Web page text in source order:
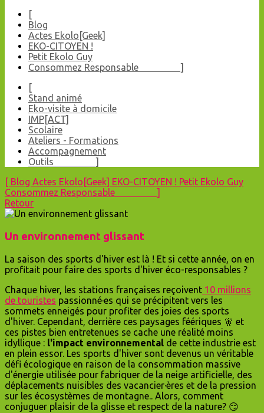
[
Blog
Actes Ekolo[Geek]
EKO-CITOYEN !
Petit Ekolo Guy
Consommez Responsable ]
[
Stand animé
Eko-visite à domicile
IMP[ACT]
Scolaire
Ateliers - Formations
Accompagnement
Outils ]
[ Blog Actes Ekolo[Geek] EKO-CITOYEN ! Petit Ekolo Guy
Consommez Responsable ]
Retour
Un environnement glissant
La saison des sports d'hiver est là ! Et si cette année, on en
profitait pour faire des sports d'hiver éco-responsables ?
Chaque hiver, les stations françaises reçoivent 10 millions
de touristes passionné·es qui se précipitent vers les
sommets enneigés pour profiter des joies des sports
d'hiver. Cependant, derrière ces paysages féériques 🧚 et
ces pistes bien entretenues se cache une réalité moins
idyllique : l'impact environnemental de cette industrie est
en plein essor. Les sports d'hiver sont devenus un véritable
défi écologique en raison de la consommation massive
d'énergie utilisée pour fabriquer de la neige artificielle, des
déplacements nuisibles des vacancier·ères et de la pression
sur les écosystèmes de montagne.. Alors, comment
conjuguer plaisir de la glisse et respect de la nature? 😏